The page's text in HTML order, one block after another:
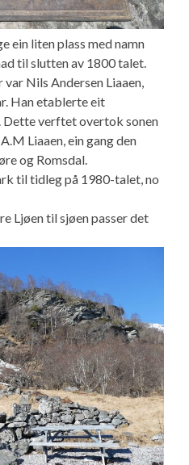
ein liten plass med namn
til slutten av 1800 talet.
var Nils Andersen Liaaen,
Han etablerte eit
Dette verftet overtok sonen
Liaaen, ein gang den
og Romsdal.
til tidleg på 1980-talet, no
Ljøen til sjøen passer det